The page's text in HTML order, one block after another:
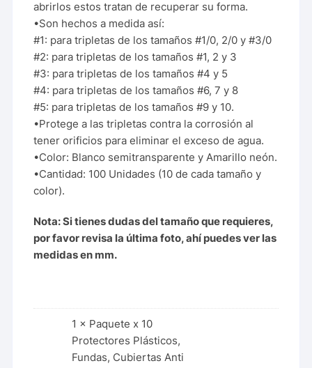
abrirlos estos tratan de recuperar su forma.
•Son hechos a medida así:
#1: para tripletas de los tamaños #1/0, 2/0 y #3/0
#2: para tripletas de los tamaños #1, 2 y 3
#3: para tripletas de los tamaños #4 y 5
#4: para tripletas de los tamaños #6, 7 y 8
#5: para tripletas de los tamaños #9 y 10.
•Protege a las tripletas contra la corrosión al
tener orificios para eliminar el exceso de agua.
•Color: Blanco semitransparente y Amarillo neón.
•Cantidad: 100 Unidades (10 de cada tamaño y
color).
Nota: Si tienes dudas del tamaño que requieres,
por favor revisa la última foto, ahí puedes ver las
medidas en mm.
1 × Paquete x 10
Protectores Plásticos,
Fundas, Cubiertas Anti